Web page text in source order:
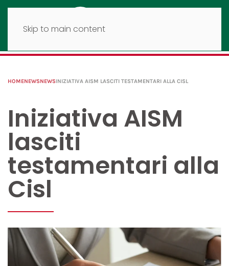
Skip to main content
HOMENEWSNEWSINIZIATIVA AISM LASCITI TESTAMENTARI ALLA CISL
Iniziativa AISM
lasciti
testamentari alla
Cisl